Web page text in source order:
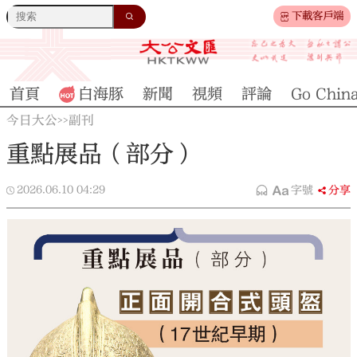
下載客戶端
首頁 白海豚 新聞 視頻 評論 Go
今日大公>>副刊
重點展品（部分）
2026.06.10 04:29 字號 分享